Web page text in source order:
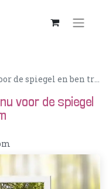
en ben trots op mijn lichaam
voor de spiegel